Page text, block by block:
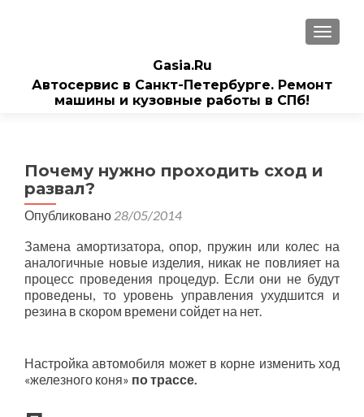
Gasia.Ru
Автосервис в Санкт-Петербурге. Ремонт
машины и кузовные работы в СПб!
Почему нужно проходить сход и
развал?
Опубликовано 28/05/2014
Замена амортизатора, опор, пружин или колес на
аналогичные новые изделия, никак не повлияет на
процесс проведения процедур. Если они не будут
проведены, то уровень управления ухудшится и
резина в скором времени сойдет на нет.
Настройка автомобиля может в корне изменить ход
«железного коня» по трассе.